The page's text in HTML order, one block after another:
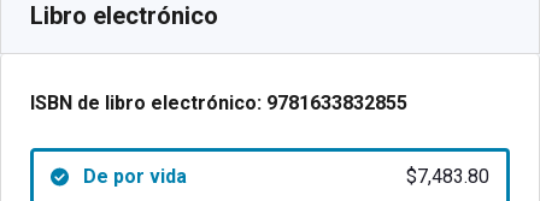
Libro electrónico
ISBN de libro electrónico: 9781633832855
De por vida $7,483.80